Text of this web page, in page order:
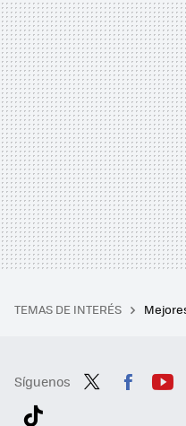
TEMAS DE INTERÉS
Síguenos